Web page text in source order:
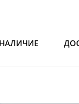
НАЛИЧИЕ